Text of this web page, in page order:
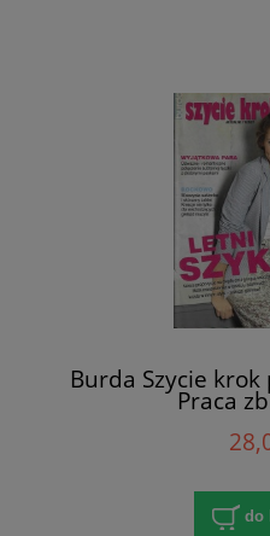
Burda Szycie
Praca
do